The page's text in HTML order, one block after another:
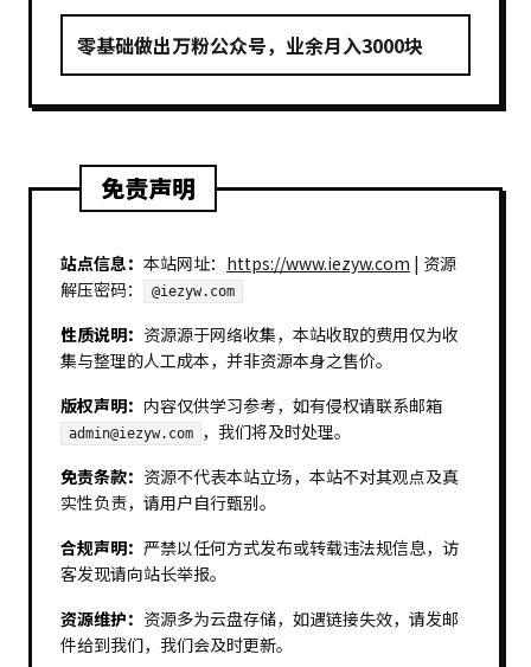
零基础做出万粉公众号，业余月入3000块
免责声明
站点信息： 本站网址： https://www.iezyw.com | 资源
解压密码：
@iezyw.com
性质说明： 资源源于网络收集，本站收取的费用仅为收
集与整理的人工成本，并非资源本身之售价。
版权声明： 内容仅供学习参考，如有侵权请联系邮箱
admin@iezyw.com
，我们将及时处理。
免责条款： 资源不代表本站立场，本站不对其观点及真
实性负责，请用户自行甄别。
合规声明： 严禁以任何方式发布或转载违法规信息，访
客发现请向站长举报。
资源维护： 资源多为云盘存储，如遇链接失效，请发邮
件给到我们，我们会及时更新。